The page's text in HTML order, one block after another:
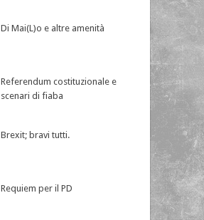
Di Mai(L)o e altre amenità
Referendum costituzionale e
scenari di fiaba
Brexit; bravi tutti.
Requiem per il PD